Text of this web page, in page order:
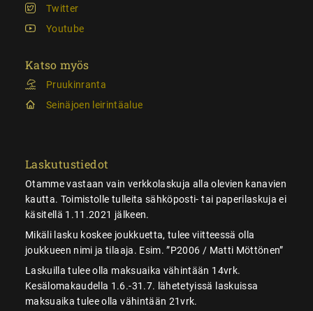
Twitter
Youtube
Katso myös
Pruukinranta
Seinäjoen leirintäalue
Laskutustiedot
Otamme vastaan vain verkkolaskuja alla olevien kanavien
kautta. Toimistolle tulleita sähköposti- tai paperilaskuja ei
käsitellä 1.11.2021 jälkeen.
Mikäli lasku koskee joukkuetta, tulee viitteessä olla
joukkueen nimi ja tilaaja. Esim. ”P2006 / Matti Möttönen”
Laskuilla tulee olla maksuaika vähintään 14vrk.
Kesälomakaudella 1.6.-31.7. lähetetyissä laskuissa
maksuaika tulee olla vähintään 21vrk.